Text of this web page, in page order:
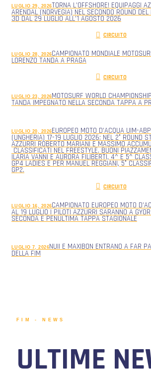
LUGLIO 29, 2026TORNA L’OFFSHORE! EQUIPAGGI
ARENDAL (NORVEGIA) NEL SECONDO ROUND
3D DAL 29 LUGLIO ALL’1 AGOSTO 2026
CIRCUITO
LUGLIO 28, 2026CAMPIONATO MONDIALE
LORENZO TANDA A PRAGA
CIRCUITO
LUGLIO 23, 2026MOTOSURF WORLD
TANDA IMPEGNATO NELLA SECONDA TAPPA A
LUGLIO 20, 2026EUROPEO MOTO D’ACQUA UIM-
(UNGHERIA) 17-19 LUGLIO 2026: NEL 2° ROUND
AZZURRI ROBERTO MARIANI E MASSIMO
CLASSIFICATI NEL FREESTYLE. BUONI
ILARIA VANNI E AURORA FILIBERTI, 4^ E 5^
GP4 LADIES E PER MANUEL REGGIANI, 5°
GP2.
CIRCUITO
LUGLIO 16, 2026CAMPIONATO EUROPEO MOTO
AL 19 LUGLIO I PILOTI AZZURRI SARANNO A
SECONDA E PENULTIMA TAPPA STAGIONALE
LUGLIO 7, 2026NUII E MAXIBON ENTRANO A FAR
DELLA FIM
FIM - NEWS
ULTIME